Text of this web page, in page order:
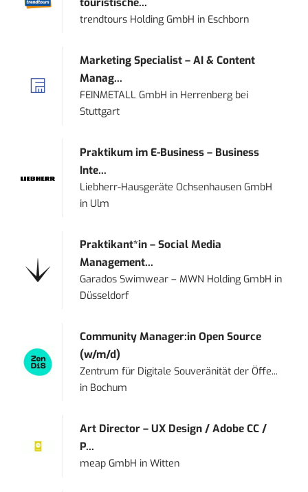
touristische...
trendtours Holding GmbH in Eschborn
Marketing Specialist – AI & Content
Manag...
FEINMETALL GmbH in Herrenberg bei
Stuttgart
Praktikum im E-Business – Business
Inte...
Liebherr-Hausgeräte Ochsenhausen GmbH
in Ulm
Praktikant*in – Social Media
Management...
Garados Swimwear – MWN Holding GmbH in
Düsseldorf
Community Manager:in Open Source
(w/m/d)
Zentrum für Digitale Souveränität der Öffe...
in Bochum
Art Director – UX Design / Adobe CC /
P...
meap GmbH inWitten